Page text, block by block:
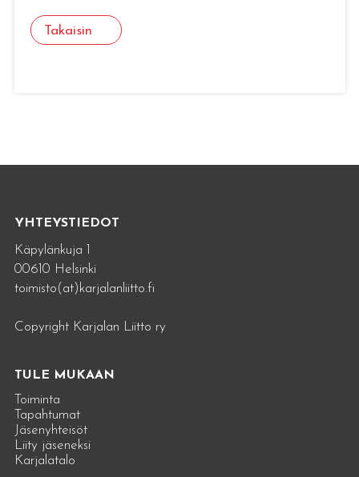
Takaisin
YHTEYSTIEDOT
Käpylänkuja 1
00610 Helsinki
toimisto(at)karjalanliitto.fi
Copyright Karjalan Liitto ry
TULE MUKAAN
Toiminta
Tapahtumat
Jäsenyhteisöt
Liity jäseneksi
Karjalatalo